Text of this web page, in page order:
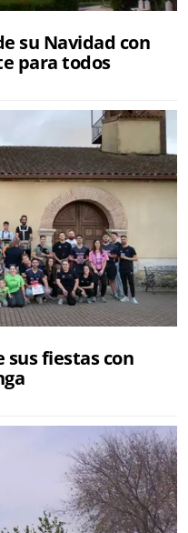
su Navidad con
para todos
sus fiestas con